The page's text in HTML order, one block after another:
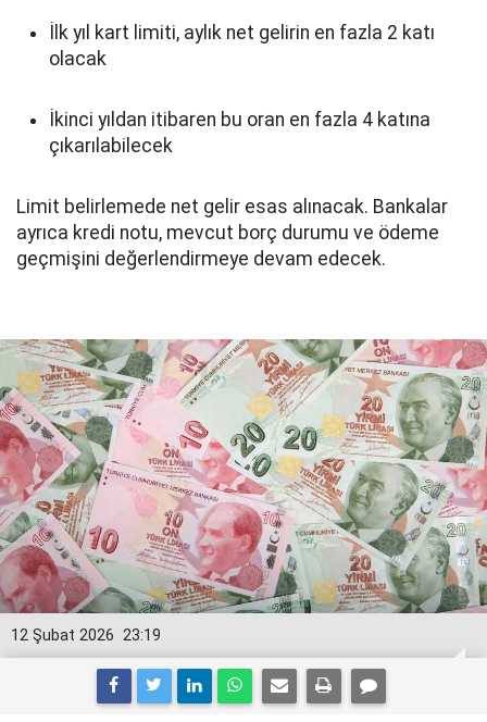
İlk yıl kart limiti, aylık net gelirin en fazla 2 katı
olacak
İkinci yıldan itibaren bu oran en fazla 4 katına
çıkarılabilecek
Limit belirlemede net gelir esas alınacak. Bankalar
ayrıca kredi notu, mevcut borç durumu ve ödeme
geçmişini değerlendirmeye devam edecek.
23:19
12 Şubat 2026